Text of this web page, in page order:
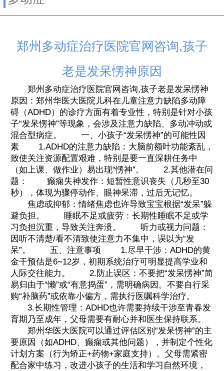
郑州多动症治疗医院官网咨询,孩子
老是发呆愣神原因
郑州多动症治疗医院官网咨询,孩子老是发呆愣神
原因：郑州华医大医院儿科在儿童注意力缺陷多动障
碍（ADHD）的诊疗方面有着专业性，特别是针对小孩
子“发呆愣神”等现象，会涉及注意力缺陷、多动冲动或
混合型病症。 一、小孩子“发呆愣神”的可能性因
素 1.ADHD的注意力缺陷：大脑前额叶功能紊乱，
致使关注资源配置艰难，特别是要一直深耕任务中
（如上课、做作业）易出现“愣神”。 2.其他潜在问
题： 癫痫失神发作：短暂性意识丧失（几秒至30
秒），体现为骤停动作、眼神呆滞，过后无记忆。
焦虑或抑郁：情绪焦虑也许导致宝宝根据“发呆”躲
避负担。 睡眠不足或疲劳：长期性睡眠不足或学
习负担沉重，导致关注奔溃。 听力或视力问题：
因听不清楚/看不清致使注意力不集中，误以为“发
呆”。 五、注意事项 1.尽早干涉：ADHD的黄
金干预估是6~12岁，初期系统治疗可明显提高学业和
人际交往能力。 2.防止误区：不要把“发呆愣神”简
易归由于“懒”或“有意捣蛋”，需明确病因。不要自行采
购“补脑药”或依靠小偏方，需执行医嘱科学治疗。
3.长期性管理：ADHD也许需要持续干涉至青春发
育期乃至成年，父母需要有耐心并和医生保持联系。
郑州华医大医院可以通过评估区别“发呆愣神”的主
要原因（如ADHD、癫痫或其他问题），并制定个性化
计划方案（行为矫正+药物+家庭支持）。父母需紧密
配合家中练习，改进小孩子的生活和学习自然环境，